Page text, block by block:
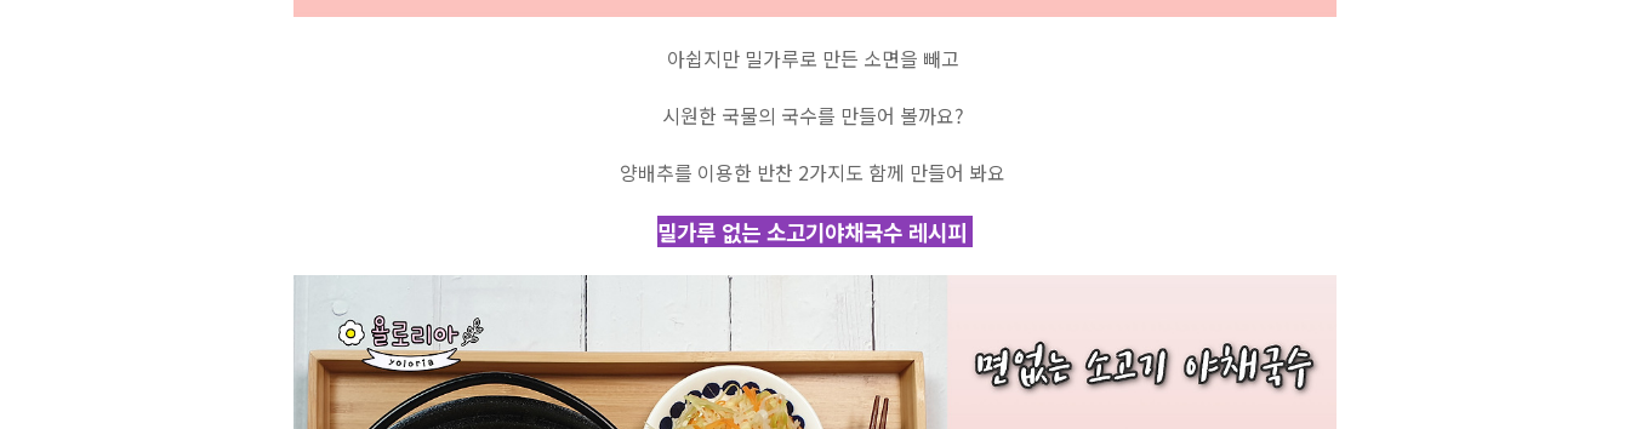
아쉽지만 밀가루로 만든 소면을 빼고
시원한 국물의 국수를 만들어 볼까요?
양배추를 이용한 반찬 2가지도 함께 만들어 봐요
밀가루 없는 소고기야채국수 레시피